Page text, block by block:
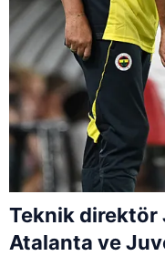
Teknik direktör
Atalanta ve